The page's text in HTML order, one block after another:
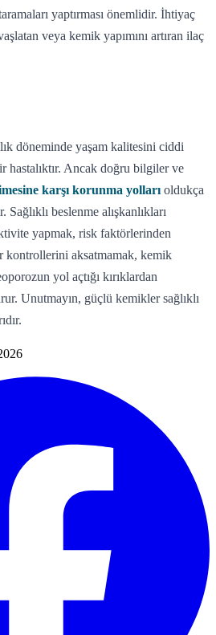
yaptırması önemlidir. İhtiyaç
veya kemik yapımını artıran ilaç
döneminde yaşam kalitesini ciddi
hastalıktır. Ancak doğru bilgiler ve
karşı korunma yolları oldukça
beslenme alışkanlıkları
yapmak, risk faktörlerinden
kontrollerini aksatmamak, kemik
yol açtığı kırıklardan
Unutmayın, güçlü kemikler sağlıklı